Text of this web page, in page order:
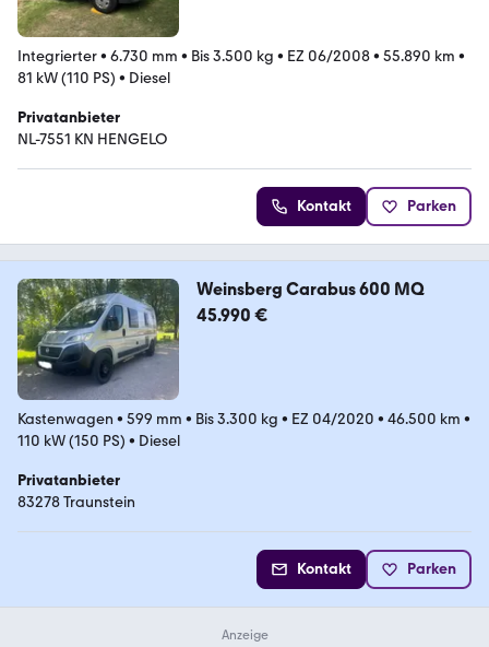
Integrierter• 6.730 mm • Bis 3.500 kg • EZ 06/2008• 55.890 km •
81 kW (110 PS) • Diesel
Privatanbieter
NL-7551 KN HENGELO
Kontakt Parken
Weinsberg Carabus 600 MQ
45.990 €
Kastenwagen • 599 mm • Bis 3.300 kg • EZ 04/2020 • 46.500 km •
110 kW (150 PS) • Diesel
Privatanbieter
83278 Traunstein
Kontakt Parken